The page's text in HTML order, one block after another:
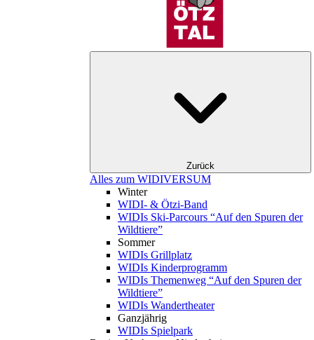
Zurück
Alles zum WIDIVERSUM
Winter
WIDI- & Ötzi-Band
WIDIs Ski-Parcours “Auf den Spuren der
Wildtiere”
Sommer
WIDIs Grillplatz
WIDIs Kinderprogramm
WIDIs Themenweg “Auf den Spuren der
Wildtiere”
WIDIs Wandertheater
Ganzjährig
WIDIs Spielpark